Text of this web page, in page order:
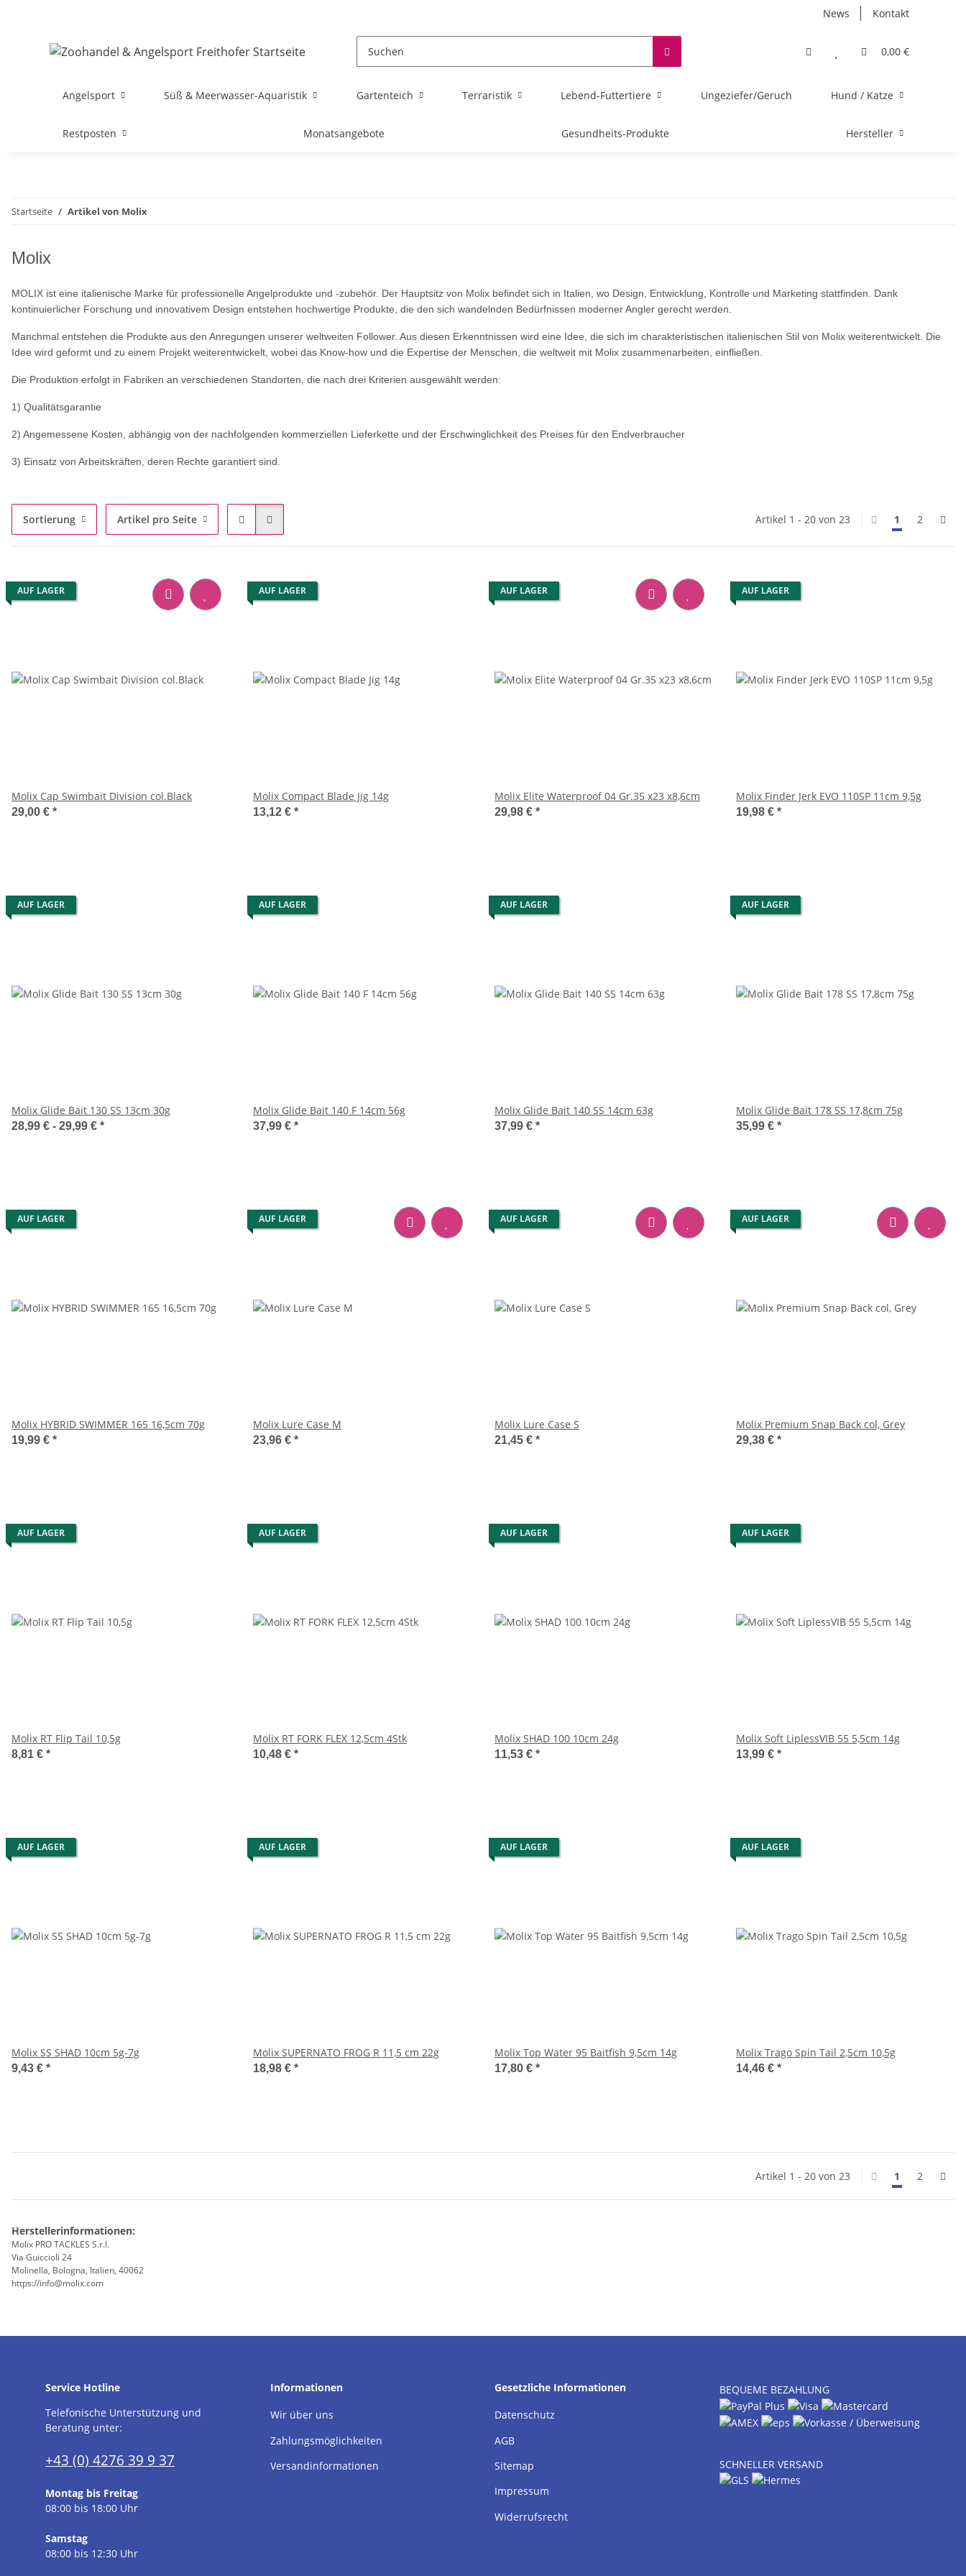
News Kontakt
0,00 €
Angelsport Süß & Meerwasser-Aquaristik Gartenteich Terraristik Lebend-Futtertiere Ungeziefer/Geruch Hund / Katze
Restposten Monatsangebote Gesundheits-Produkte Hersteller
Startseite Artikel von Molix
Molix
MOLIX ist eine italienische Marke für professionelle Angelprodukte und -zubehör. Der Hauptsitz von Molix befindet sich in Italien, wo Design, Entwicklung, Kontrolle und Marketing stattfinden. Dank
kontinuierlicher Forschung und innovativem Design entstehen hochwertige Produkte, die den sich wandelnden Bedürfnissen moderner Angler gerecht werden.
Manchmal entstehen die Produkte aus den Anregungen unserer weltweiten Follower. Aus diesen Erkenntnissen wird eine Idee, die sich im charakteristischen italienischen Stil von Molix weiterentwickelt. Die
Idee wird geformt und zu einem Projekt weiterentwickelt, wobei das Know-how und die Expertise der Menschen, die weltweit mit Molix zusammenarbeiten, einfließen.
Die Produktion erfolgt in Fabriken an verschiedenen Standorten, die nach drei Kriterien ausgewählt werden:
1) Qualitätsgarantie
2) Angemessene Kosten, abhängig von der nachfolgenden kommerziellen Lieferkette und der Erschwinglichkeit des Preises für den Endverbraucher
3) Einsatz von Arbeitskräften, deren Rechte garantiert sind.
Sortierung Artikel pro Seite Artikel 1 - 20 von 23 1 2
AUF LAGER
Molix Cap Swimbait Division col.Black
29,00 € *
AUF LAGER
Molix Compact Blade Jig 14g
13,12 € *
AUF LAGER
Molix Elite Waterproof 04 Gr.35 x23 x8,6cm
29,98 € *
AUF LAGER
Molix Finder Jerk EVO 110SP 11cm 9,5g
19,98 € *
AUF LAGER
Molix Glide Bait 130 SS 13cm 30g
28,99 € - 29,99 € *
AUF LAGER
Molix Glide Bait 140 F 14cm 56g
37,99 € *
AUF LAGER
Molix Glide Bait 140 SS 14cm 63g
37,99 € *
AUF LAGER
Molix Glide Bait 178 SS 17,8cm 75g
35,99 € *
AUF LAGER
Molix HYBRID SWIMMER 165 16,5cm 70g
19,99 € *
AUF LAGER
Molix Lure Case M
23,96 € *
AUF LAGER
Molix Lure Case S
21,45 € *
AUF LAGER
Molix Premium Snap Back col, Grey
29,38 € *
AUF LAGER
Molix RT Flip Tail 10,5g
8,81 € *
AUF LAGER
Molix RT FORK FLEX 12,5cm 4Stk
10,48 € *
AUF LAGER
Molix SHAD 100 10cm 24g
11,53 € *
AUF LAGER
Molix Soft LiplessVIB 55 5,5cm 14g
13,99 € *
AUF LAGER
Molix SS SHAD 10cm 5g-7g
9,43 € *
AUF LAGER
Molix SUPERNATO FROG R 11,5 cm 22g
18,98 € *
AUF LAGER
Molix Top Water 95 Baitfish 9,5cm 14g
17,80 € *
AUF LAGER
Molix Trago Spin Tail 2,5cm 10,5g
14,46 € *
Artikel 1 - 20 von 23 1 2
Herstellerinformationen:
Molix PRO TACKLES S.r.l.
Via Guiccioli 24
Molinella, Bologna, Italien, 40062
https://info@molix.com
Service Hotline
Telefonische Unterstützung und
Beratung unter:
+43 (0) 4276 39 9 37
Montag bis Freitag
08:00 bis 18:00 Uhr
Samstag
08:00 bis 12:30 Uhr
Informationen
Wir über uns
Zahlungsmöglichkeiten
Versandinformationen
Gesetzliche Informationen
Datenschutz
AGB
Sitemap
Impressum
Widerrufsrecht
BEQUEME BEZAHLUNG
SCHNELLER VERSAND